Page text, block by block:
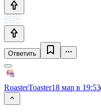
Ответить
RoasterToaster18 мар в 19:53